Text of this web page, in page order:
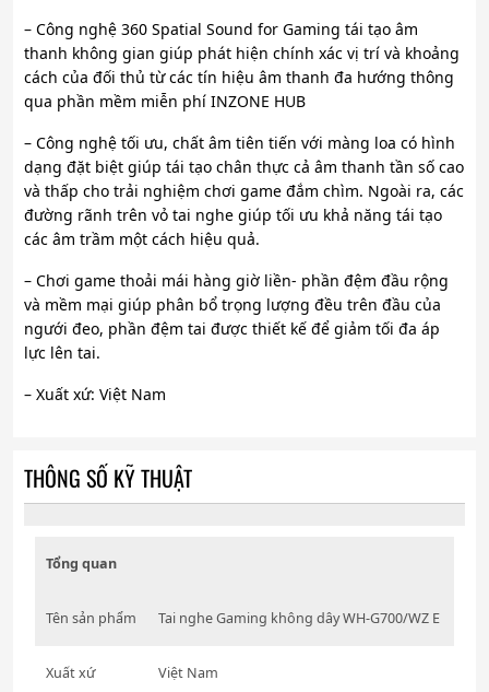
– Công nghệ 360 Spatial Sound for Gaming tái tạo âm
thanh không gian giúp phát hiện chính xác vị trí và khoảng
cách của đối thủ từ các tín hiệu âm thanh đa hướng thông
qua phần mềm miễn phí INZONE HUB
– Công nghệ tối ưu, chất âm tiên tiến với màng loa có hình
dạng đặt biệt giúp tái tạo chân thực cả âm thanh tần số cao
và thấp cho trải nghiệm chơi game đắm chìm. Ngoài ra, các
đường rãnh trên vỏ tai nghe giúp tối ưu khả năng tái tạo
các âm trầm một cách hiệu quả.
– Chơi game thoải mái hàng giờ liền- phần đệm đầu rộng
và mềm mại giúp phân bổ trọng lượng đều trên đầu của
ngưới đeo, phần đệm tai được thiết kế để giảm tối đa áp
lực lên tai.
– Xuất xứ: Việt Nam
THÔNG SỐ KỸ THUẬT
Tổng quan
Tên sản phẩm Tai nghe Gaming không dây WH-G700/WZ E
Xuất xứ Việt Nam